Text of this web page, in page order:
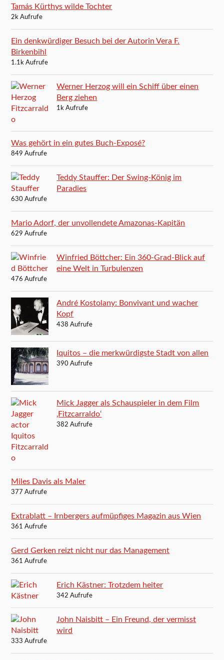
Tamás Kürthys wilde Tochter
2k Aufrufe
Ein denkwürdiger Besuch bei der Autorin Vera F.
Birkenbihl
1.1k Aufrufe
Werner Herzog will ein Schiff über einen
Berg ziehen
1k Aufrufe
Was gehört in ein gutes Buch-Exposé?
849 Aufrufe
Teddy Stauffer: Der Swing-König im
Paradies
630 Aufrufe
Mario Adorf, der unvollendete Amazonas-Kapitän
629 Aufrufe
Winfried Böttcher: Ein 360-Grad-Blick auf
eine Welt in Turbulenzen
476 Aufrufe
André Kostolany: Bonvivant und wacher
Kopf
438 Aufrufe
Iquitos – die merkwürdigste Stadt von allen
390 Aufrufe
Mick Jagger als Schauspieler in dem Film
‚Fitzcarraldo‘
382 Aufrufe
Miles Davis als Maler
377 Aufrufe
Extrablatt – Irnbergers aufmüpfiges Magazin aus Wien
361 Aufrufe
Gerd Gerken reizt nicht nur das Management
361 Aufrufe
Erich Kästner: Trotzdem heiter
342 Aufrufe
John Naisbitt – Ein Freund, der vermisst
wird
333 Aufrufe